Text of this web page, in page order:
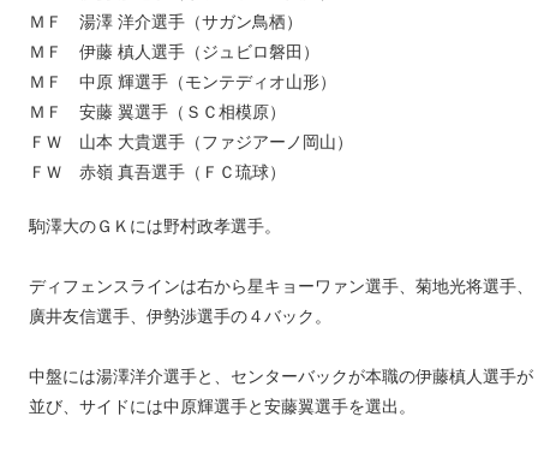
ＭＦ 湯澤 洋介選手（サガン鳥栖）
ＭＦ 伊藤 槙人選手（ジュビロ磐田）
ＭＦ 中原 輝選手（モンテディオ山形）
ＭＦ 安藤 翼選手（ＳＣ相模原）
ＦＷ 山本 大貴選手（ファジアーノ岡山）
ＦＷ 赤嶺 真吾選手（ＦＣ琉球）
駒澤大のＧＫには野村政孝選手。
ディフェンスラインは右から星キョーワァン選手、菊地光将選手、
廣井友信選手、伊勢渉選手の４バック。
中盤には湯澤洋介選手と、センターバックが本職の伊藤槙人選手が
並び、サイドには中原輝選手と安藤翼選手を選出。